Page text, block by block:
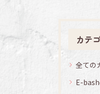
カテ
全ての
E-